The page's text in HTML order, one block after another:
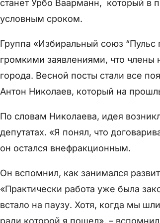
станет Урбо Ваарманн, который в
условным сроком.
Группа «Избиральный союз “Пульс
громкими заявлениями, что члены
города. Весной посты стали все
Антон Николаев, который на
По словам Николаева, идея
депутатах. «Я понял, что
он остался внефракционным.
Он вспомнил, как занимался
«Практически работа уже была
встало на паузу. Хотя, когда мы